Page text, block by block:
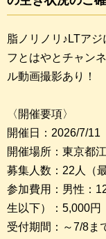
脂ノリノリ♪LTア
フとはやとチャン
ル動画撮影あり！
〈開催要項〉
開催日：2026/7/11
開催場所：東京都
募集人数：22人（
参加費用：男性：
生以下）：5,000円
受付期間：～7/8ま